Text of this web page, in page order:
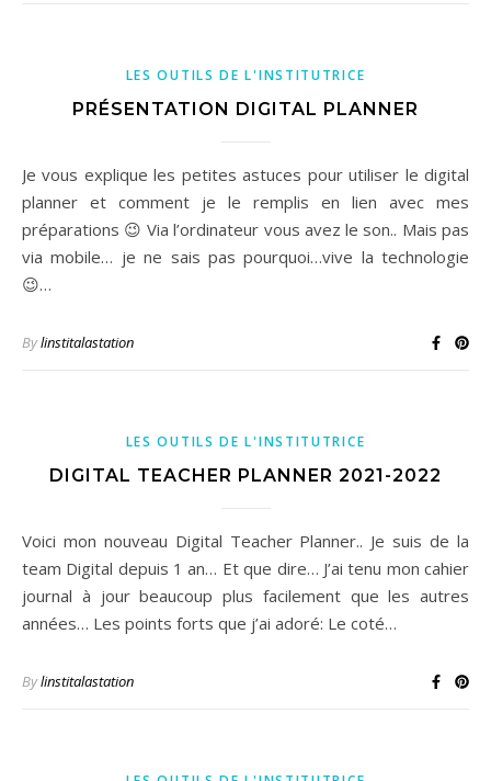
LES OUTILS DE L'INSTITUTRICE
PRÉSENTATION DIGITAL PLANNER
Je vous explique les petites astuces pour utiliser le digital
planner et comment je le remplis en lien avec mes
préparations 😉 Via l’ordinateur vous avez le son.. Mais pas
via mobile… je ne sais pas pourquoi…vive la technologie
😉…
Bylinstitalastation
LES OUTILS DE L'INSTITUTRICE
DIGITAL TEACHER PLANNER 2021-2022
Voici mon nouveau Digital Teacher Planner.. Je suis de la
team Digital depuis 1 an… Et que dire… J’ai tenu mon cahier
journal à jour beaucoup plus facilement que les autres
années… Les points forts que j’ai adoré: Le coté…
Bylinstitalastation